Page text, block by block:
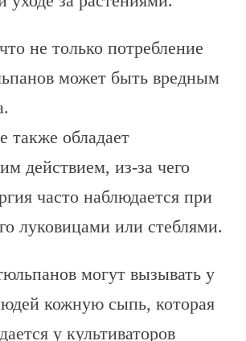
не только потребление
может быть вредным
также обладает
действием, из-за чего
часто наблюдается при
луковицами или стеблями.
могут вызывать у
кожную сыпь, которая
у культиваторов